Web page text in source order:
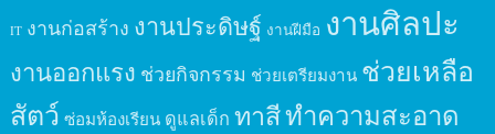
IT งานก่อสร้าง งานประดิษฐ์ งานฝีมือ งานศิลปะ
งานออกแรง ช่วยกิจกรรม ช่วยเตรียมงาน ช่วยเหลือ
สัตว์ ซ่อมห้องเรียน ดูแลเด็ก ทาสีทำความสะอาด